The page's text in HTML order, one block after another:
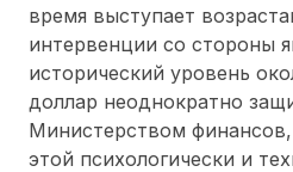
время выступает
интервенции со стороны
исторический уровень
доллар неоднократно
Министерством
этой психологически и